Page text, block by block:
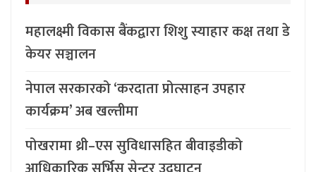
महालक्ष्मी विकास बैंकद्वारा शिशु स्याहार कक्ष तथा डे
केयर सञ्चालन
नेपाल सरकारको ‘करदाता प्रोत्साहन उपहार
कार्यक्रम’ अब खल्तीमा
पोखरामा थ्री–एस सुविधासहित बीवाइडीको